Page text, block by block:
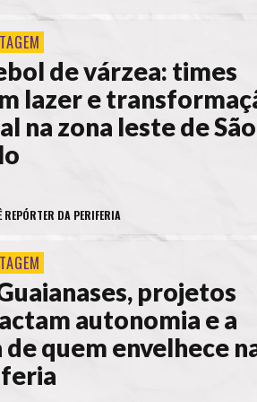
de várzea: times
lazer e
na zona leste de São
REPÓRTER DA PERIFERIA
projetos
autonomia e a
de quem envelhece